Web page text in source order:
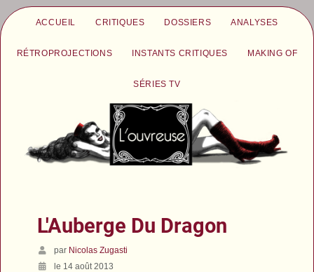
ACCUEIL CRITIQUES DOSSIERS ANALYSES
RÉTROPROJECTIONS INSTANTS CRITIQUES MAKING OF
SÉRIES TV
L'Auberge Du Dragon
par Nicolas Zugasti
le 14 août 2013